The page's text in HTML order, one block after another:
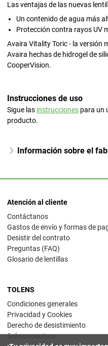
Las ventajas de las nuevas
Un contenido de agua más
Protección contra rayos UV
Avaira Vitality Toric - la versión
Avaira hechas de hidrogel de
CooperVision.
Instrucciones de uso
Sigue las instrucciones para un
producto.
Información sobre el
Atención al cliente
Contáctanos
Gastos de envío y formas de
Desistir del contrato
Preguntas (FAQ)
Glosario de lentillas
TOLENS
Condiciones generales
Privacidad y Cookies
Derecho de desistimiento
Sobre nosotros